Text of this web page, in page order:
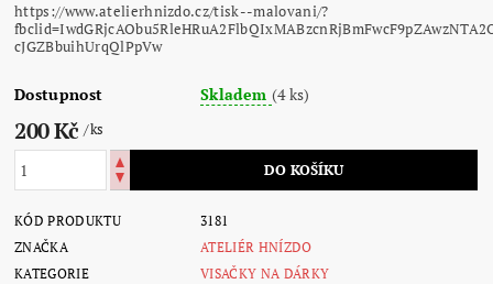
https://www.atelierhnizdo.cz/tisk--malovani/?
cJGZBbuihUrqQlPpVw
Dostupnost Skladem (4 ks)
200 Kč/ ks
KÓD PRODUKTU
3181
ZNAČKA
ATELIÉR HNÍZDO
KATEGORIE
VISAČKY NA DÁRKY